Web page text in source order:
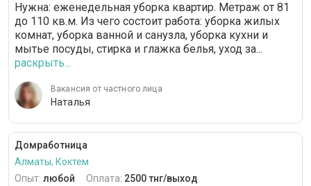
Нужна: еженедельная уборка квартир. Метраж от 81
до 110 кв.м. Из чего состоит работа: уборка жилых
комнат, уборка ванной и санузла, уборка кухни и
мытье посуды, стирка и глажка белья, уход за...
раскрыть...
Вакансия от частного лица
Наталья
Домработница
Алматы, Коктем
Опыт: любой Оплата: 2500 тнг/выход